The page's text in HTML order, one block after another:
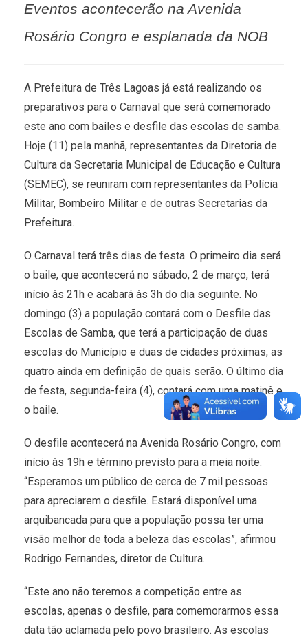
Eventos acontecerão na Avenida
Rosário Congro e esplanada da NOB
A Prefeitura de Três Lagoas já está realizando os
preparativos para o Carnaval que será comemorado
este ano com bailes e desfile das escolas de samba.
Hoje (11) pela manhã, representantes da Diretoria de
Cultura da Secretaria Municipal de Educação e Cultura
(SEMEC), se reuniram com representantes da Polícia
Militar, Bombeiro Militar e de outras Secretarias da
Prefeitura.
O Carnaval terá três dias de festa. O primeiro dia será
o baile, que acontecerá no sábado, 2 de março, terá
início às 21h e acabará às 3h do dia seguinte. No
domingo (3) a população contará com o Desfile das
Escolas de Samba, que terá a participação de duas
escolas do Município e duas de cidades próximas, as
quatro ainda em definição de quais serão. O último dia
de festa, segunda-feira (4), contará com uma matinê e
o baile.
O desfile acontecerá na Avenida Rosário Congro, com
início às 19h e término previsto para a meia noite.
“Esperamos um público de cerca de 7 mil pessoas
para apreciarem o desfile. Estará disponível uma
arquibancada para que a população possa ter uma
visão melhor de toda a beleza das escolas”, afirmou
Rodrigo Fernandes, diretor de Cultura.
“Este ano não teremos a competição entre as
escolas, apenas o desfile, para comemorarmos essa
data tão aclamada pelo povo brasileiro. As escolas